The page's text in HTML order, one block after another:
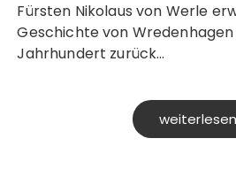
Fürsten Nikolaus von Werle
Geschichte von Wredenhagen
Jahrhundert zurück…
weiterlesen